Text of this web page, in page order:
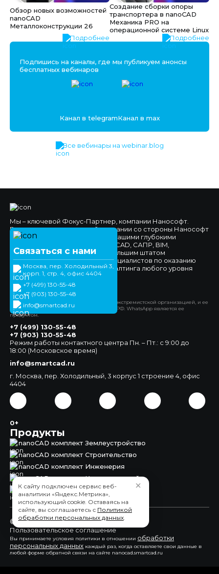
Обзор новых возможностей
nanoCAD
Металлоконструкции 26
Подробнее
Создание сборки опоры
транспортера в nanoCAD
Механика PRO на
операционной системе Linux
Подробнее
Подпишись на каналы, где мы публикуем анонсы
бесплатных вебинаров
Канал в telegramКанал в max
Все вебинары на webinar.blog
Связаться с нами
Москва, пер. Холодильный 3,
корп. 1, стр. 4, офис 4404
+7 (499) 130-55-48
+7 (903) 130-55-48
info@smartcad.ru
Мы – ключевой Фокус-Партнер, компании Нанософт.
Высокое доверие к нашей компании со стороны Нанософт
и наших клиентов обеспечено нашими глубокими
компетенциями в области nanoCAD, САПР, BIM,
импортозамещения, а также большим штатом
высококвалифицированных специалистов по оказанию
технической поддержки и консалтинга любого уровня
сложности.
Официальный сайт
*Компания Meta Platforms Inc. признана экстремистской организацией, и ее
деятельность запрещена на территории РФ. WhatsApp является ее
продуктом.
Продукты
nanoCAD комплект Землеустройство
nanoCAD комплект Строительство
nanoCAD комплект Инженерия
nanoCAD комплект Корпоративный
nanoCAD Землеустройство
+7 (499) 130-55-48
+7 (903) 130-55-48
Режим работы контактного центра Пн. – Пт.: с 9:00 до
18:00 (Московское время)
info@smartcad.ru
г. Москва, пер. Холодильный, 3 корпус 1 строение 4, офис
4404
0+
© 2015 - 2026 ООО "СмартКАД"
Пользовательское соглашение
Вы принимаете условия политики в отношении обработки
персональных данных каждый раз, когда оставляете свои данные в
любой форме обратной связи на сайте nanocad.smartcad.ru
К сайту подключен сервис веб-
аналитики «Яндекс.Метрика»,
использующий cookie. Оставаясь на
сайте, вы соглашаетесь с Политикой
обработки персональных данных.
✕